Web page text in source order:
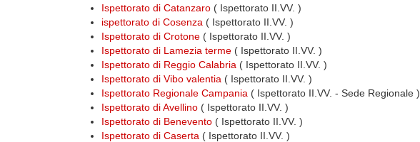
Ispettorato di Catanzaro ( Ispettorato II.VV. )
ispettorato di Cosenza ( Ispettorato II.VV. )
Ispettorato di Crotone ( Ispettorato II.VV. )
Ispettorato di Lamezia terme ( Ispettorato II.VV. )
Ispettorato di Reggio Calabria ( Ispettorato II.VV. )
Ispettorato di Vibo valentia ( Ispettorato II.VV. )
Ispettorato Regionale Campania ( Ispettorato II.VV. - Sede Regionale )
Ispettorato di Avellino ( Ispettorato II.VV. )
Ispettorato di Benevento ( Ispettorato II.VV. )
Ispettorato di Caserta ( Ispettorato II.VV. )